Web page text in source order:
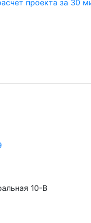
проекта за 30
10-В